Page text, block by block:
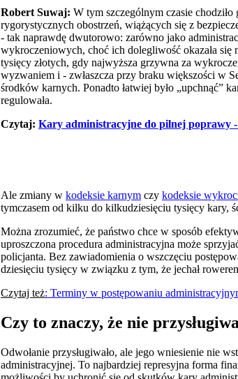
Robert Suwaj: W tym szczególnym czasie
rygorystycznych obostrzeń, wiążących się z
- tak naprawdę dwutorowo: zarówno jako
wykroczeniowych, choć ich dolegliwość okazała
tysięcy złotych, gdy najwyższa grzywna za
wyzwaniem i - zwłaszcza przy braku większości w
środków karnych. Ponadto łatwiej było „upchnąć”
regulowała.
Czytaj: Kary administracyjne do pilnej poprawy
Ale zmiany w kodeksie karnym czy kodeksie
tymczasem od kilku do kilkudziesięciu tysięcy kary,
Można zrozumieć, że państwo chce w sposób
uproszczona procedura administracyjna może
policjanta. Bez zawiadomienia o wszczęciu
dziesięciu tysięcy w związku z tym, że jechał
Czytaj też: Terminy w postępowaniu
Czy to znaczy, że nie
Odwołanie przysługiwało, ale jego wniesienie nie
administracyjnej. To najbardziej represyjna forma